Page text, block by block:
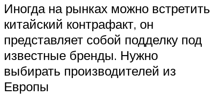
Иногда на рынках можно встретить
китайский контрафакт, он
представляет собой подделку под
известные бренды. Нужно
выбирать производителей из
Европы